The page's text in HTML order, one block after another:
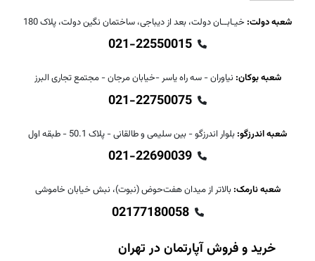
شعبه دولت: خیـابــان دولت، بعد از دیباجی، ساختمان نگین دولت، پلاک 180
021-22550015
شعبه بوکان: نیاوران - سه راه یاسر -خیابان مرجان - مجتمع تجاری البرز
021-22750075
شعبه اندرزگو: بلوار اندرزگو - بین سلیمی و طالقانی - پلاک 50.1 - طبقه اول
021-22690039
شعبه نارمک: بالاتر از میدان هفت‌حوض (نبوت)، نبش خیابان خاموشی
02177180058
خرید و فروش آپارتمان در تهران